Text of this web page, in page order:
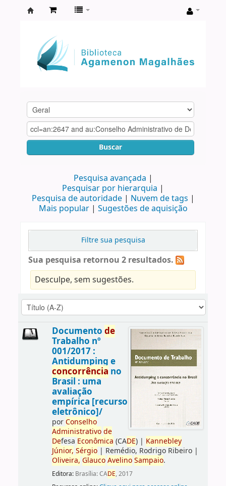
Agamenon
Magalhães
Buscar
Pesquisa avançada
Pesquisar por hierarquia
Pesquisa de autoridade
Nuvem de tags
Mais popular
Sugestões de aquisição
Filtre sua pesquisa
Sua pesquisa retornou 2 resultados.
Desculpe, sem sugestões.
Documento de
Trabalho nº
001/2017 :
Antidumping e
concorrência no
Brasil : uma
avaliação
empírica [recurso
eletrônico]/
porConselho
Administrativo de
Defesa Econômica (CADE)| Kannebley
Júnior, Sérgio| Remédio, Rodrigo Ribeiro|
Oliveira, Glauco Avelino Sampaio.
Editora: Brasília: CADE, 2017